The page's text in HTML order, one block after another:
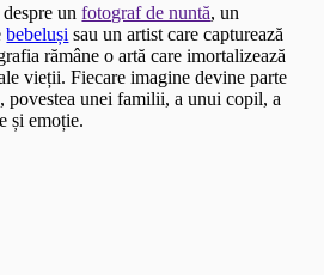
despre unfotograf de nuntă, un
bebeluși sau un artist care capturează
rămâne o artă care imortalizează
vieții. Fiecare imagine devine parte
povestea unei familii, a unui copil, a
și emoție.